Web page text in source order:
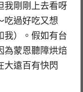
我剛剛上去看呀
吃過好吃又想
我）。假如有台
為蒙恩聽障烘焙
大遠百有快閃